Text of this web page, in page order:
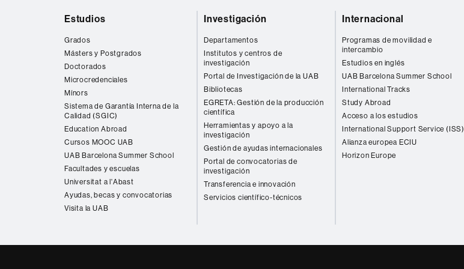
Estudios
Grados
Másters y Postgrados
Doctorados
Microcredenciales
Mínors
Sistema de Garantía Interna de la
Calidad (SGIC)
Education Abroad
Cursos MOOC UAB
UAB Barcelona Summer School
Facultades y escuelas
Universitat a l'Abast
Ayudas, becas y convocatorias
Visita la UAB
Investigación
Departamentos
Institutos y centros de
investigación
Portal de Investigación de la UAB
Bibliotecas
EGRETA: Gestión de la producción
científica
Herramientas y apoyo a la
investigación
Gestión de ayudas internacionales
Portal de convocatorias de
investigación
Transferencia e innovación
Servicios científico-técnicos
Internacional
Programas de movilidad e
intercambio
Estudios en inglés
UAB Barcelona Summer School
International Tracks
Study Abroad
Acceso a los estudios
International Support Service (ISS)
Alianza europea ECIU
Horizon Europe